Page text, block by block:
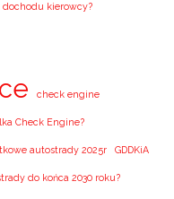
kierowcy?
check engine
Check Engine?
autostrady 2025r GDDKiA
do końca 2030 roku?